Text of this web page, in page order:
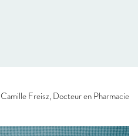
Camille Freisz, Docteur en Pharmacie